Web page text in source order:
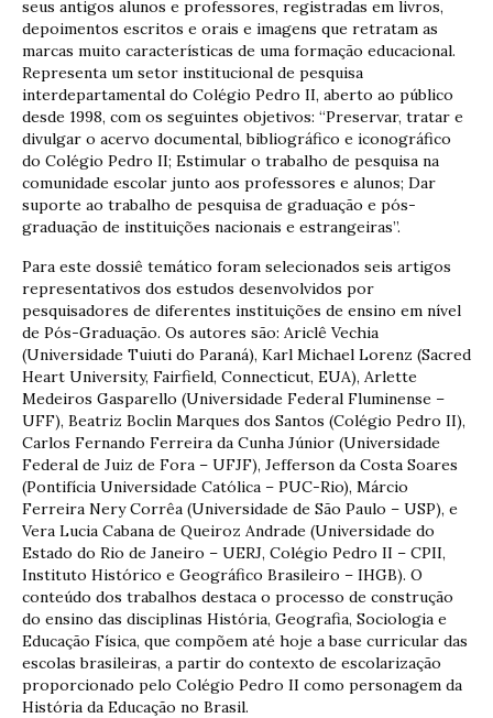
seus antigos alunos e professores, registradas em livros,
depoimentos escritos e orais e imagens que retratam as
marcas muito características de uma formação educacional.
Representa um setor institucional de pesquisa
interdepartamental do Colégio Pedro II, aberto ao público
desde 1998, com os seguintes objetivos: “Preservar, tratar e
divulgar o acervo documental, bibliográfico e iconográfico
do Colégio Pedro II; Estimular o trabalho de pesquisa na
comunidade escolar junto aos professores e alunos; Dar
suporte ao trabalho de pesquisa de graduação e pós-
graduação de instituições nacionais e estrangeiras”.
Para este dossiê temático foram selecionados seis artigos
representativos dos estudos desenvolvidos por
pesquisadores de diferentes instituições de ensino em nível
de Pós-Graduação. Os autores são: Ariclê Vechia
(Universidade Tuiuti do Paraná), Karl Michael Lorenz (Sacred
Heart University, Fairfield, Connecticut, EUA), Arlette
Medeiros Gasparello (Universidade Federal Fluminense –
UFF), Beatriz Boclin Marques dos Santos (Colégio Pedro II),
Carlos Fernando Ferreira da Cunha Júnior (Universidade
Federal de Juiz de Fora – UFJF), Jefferson da Costa Soares
(Pontifícia Universidade Católica – PUC-Rio), Márcio
Ferreira Nery Corrêa (Universidade de São Paulo – USP), e
Vera Lucia Cabana de Queiroz Andrade (Universidade do
Estado do Rio de Janeiro – UERJ, Colégio Pedro II – CPII,
Instituto Histórico e Geográfico Brasileiro – IHGB). O
conteúdo dos trabalhos destaca o processo de construção
do ensino das disciplinas História, Geografia, Sociologia e
Educação Física, que compõem até hoje a base curricular das
escolas brasileiras, a partir do contexto de escolarização
proporcionado pelo Colégio Pedro II como personagem da
História da Educação no Brasil.